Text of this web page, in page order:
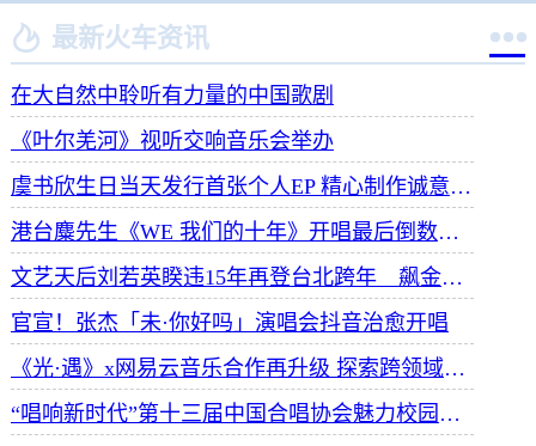
 最新火车资讯 
在大自然中聆听有力量的中国歌剧
《叶尔羌河》视听交响音乐会举办
虞书欣生日当天发行首张个人EP 精心制作诚意满满
港台麋先生《WE 我们的十年》开唱最后倒数 惊喜释出10周年纪念单曲宠粉
文艺天后刘若英睽违15年再登台北跨年 飙金嗓演唱经典招牌歌掀回忆杀
官宣！张杰「未·你好吗」演唱会抖音治愈开唱
《光·遇》x网易云音乐合作再升级 探索跨领域社交新体验
“唱响新时代”第十三届中国合唱协会魅力校园合唱展演开幕